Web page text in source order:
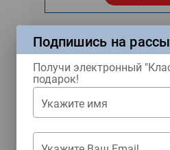
АРХИВ
вход
Подпишись на
Получи электронный
подарок!
Укажите имя